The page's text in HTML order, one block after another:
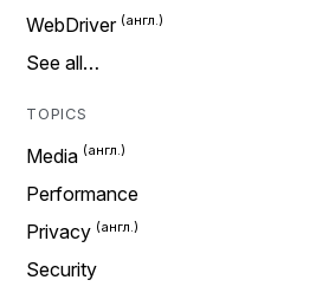
WebDriver
See all…
TOPICS
Media
Performance
Privacy
Security